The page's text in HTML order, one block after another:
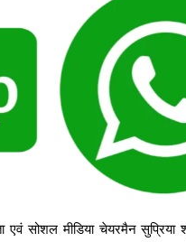
एवं सोशल मीडिया चेयरमैन